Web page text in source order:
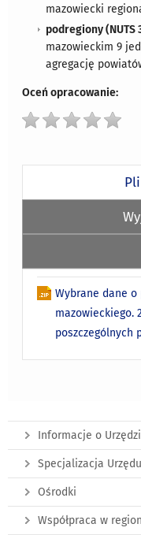
mazowiecki
podregiony (NUTS
mazowieckim 9
agregację
Oceń opracowanie:
Wybrane dane
mazowieckiego.
poszczególnych
Informacje o
Specjalizacja Urzędu
Ośrodki
Współpraca w